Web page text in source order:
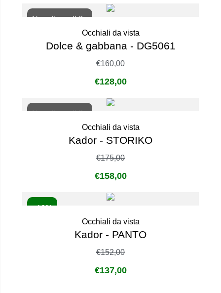
Non disponibile
Occhiali da vista
Dolce & gabbana - DG5061
€160,00
€128,00
Non disponibile
Occhiali da vista
Kador - STORIKO
€175,00
€158,00
- 10%
Occhiali da vista
Kador - PANTO
€152,00
€137,00